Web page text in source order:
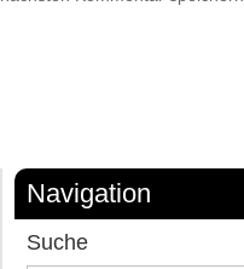
Navigation
Suche